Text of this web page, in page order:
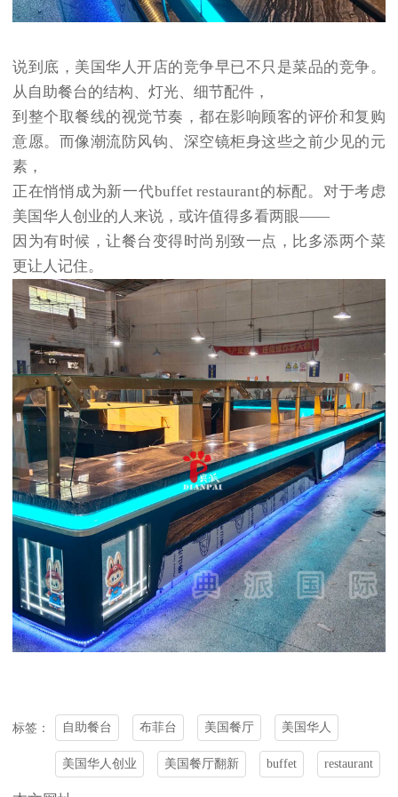
说到底，美国华人开店的竞争早已不只是菜品的竞争。
从自助餐台的结构、灯光、细节配件，
到整个取餐线的视觉节奏，都在影响顾客的评价和复购
意愿。而像潮流防风钩、深空镜柜身这些之前少见的元
素，
正在悄悄成为新一代buffet restaurant的标配。对于考虑
美国华人创业的人来说，或许值得多看两眼——
因为有时候，让餐台变得时尚别致一点，比多添两个菜
更让人记住。
标签： 自助餐台 布菲台 美国餐厅 美国华人
美国华人创业 美国餐厅翻新 buffet restaurant